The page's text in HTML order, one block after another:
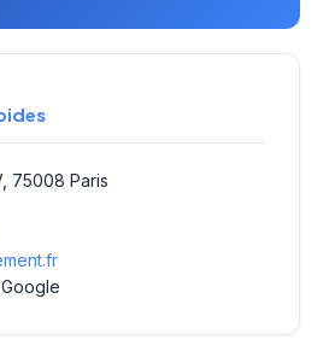
75008 Paris